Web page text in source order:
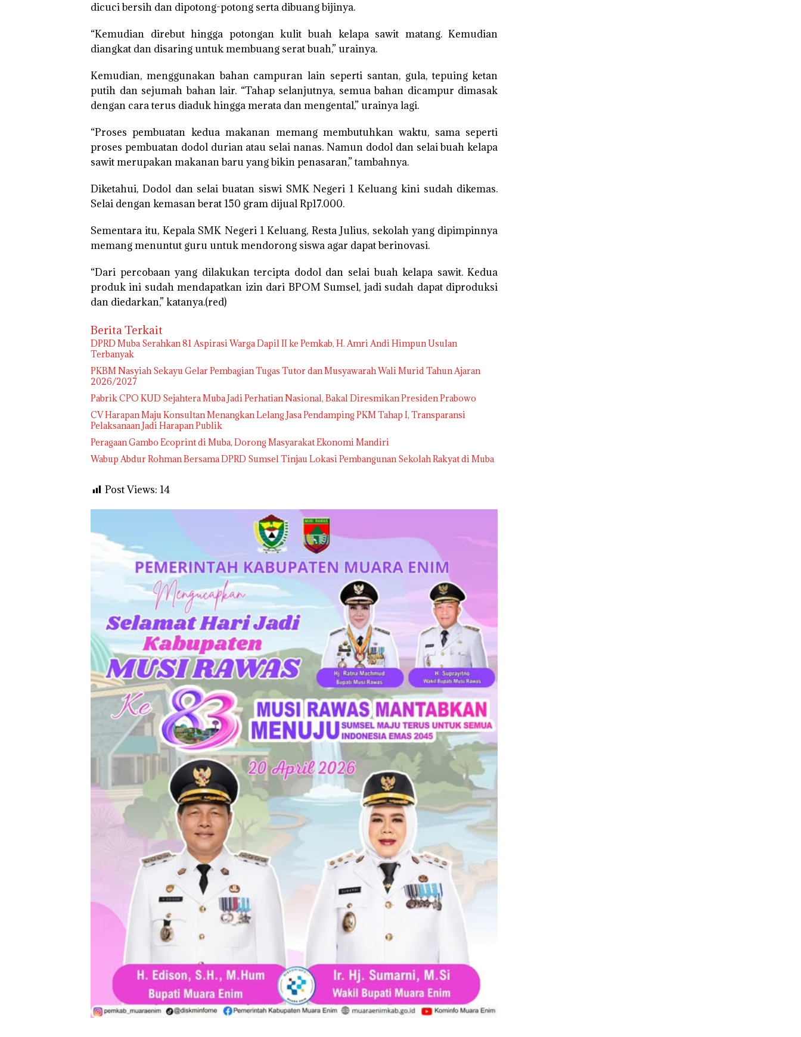
dicuci bersih dan dipotong-potong serta dibuang bijinya.
“Kemudian direbut hingga potongan kulit buah kelapa sawit matang. Kemudian
diangkat dan disaring untuk membuang serat buah,” urainya.
Kemudian, menggunakan bahan campuran lain seperti santan, gula, tepuing ketan
putih dan sejumah bahan lair. “Tahap selanjutnya, semua bahan dicampur dimasak
dengan cara terus diaduk hingga merata dan mengental,” urainya lagi.
“Proses pembuatan kedua makanan memang membutuhkan waktu, sama seperti
proses pembuatan dodol durian atau selai nanas. Namun dodol dan selai buah kelapa
sawit merupakan makanan baru yang bikin penasaran,” tambahnya.
Diketahui, Dodol dan selai buatan siswi SMK Negeri 1 Keluang kini sudah dikemas.
Selai dengan kemasan berat 150 gram dijual Rp17.000.
Sementara itu, Kepala SMK Negeri 1 Keluang, Resta Julius, sekolah yang dipimpinnya
memang menuntut guru untuk mendorong siswa agar dapat berinovasi.
“Dari percobaan yang dilakukan tercipta dodol dan selai buah kelapa sawit. Kedua
produk ini sudah mendapatkan izin dari BPOM Sumsel, jadi sudah dapat diproduksi
dan diedarkan,” katanya.(red)
Berita Terkait
DPRD Muba Serahkan 81 Aspirasi Warga Dapil II ke Pemkab, H. Amri Andi Himpun Usulan
Terbanyak
PKBM Nasyiah Sekayu Gelar Pembagian Tugas Tutor dan Musyawarah Wali Murid Tahun Ajaran
2026/2027
Pabrik CPO KUD Sejahtera Muba Jadi Perhatian Nasional, Bakal Diresmikan Presiden Prabowo
CV Harapan Maju Konsultan Menangkan Lelang Jasa Pendamping PKM Tahap I, Transparansi
Pelaksanaan Jadi Harapan Publik
Peragaan Gambo Ecoprint di Muba, Dorong Masyarakat Ekonomi Mandiri
Wabup Abdur Rohman Bersama DPRD Sumsel Tinjau Lokasi Pembangunan Sekolah Rakyat di Muba
Post Views: 14